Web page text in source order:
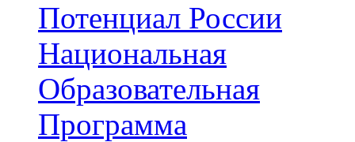
Потенциал России
Национальная
Образовательная
Программа